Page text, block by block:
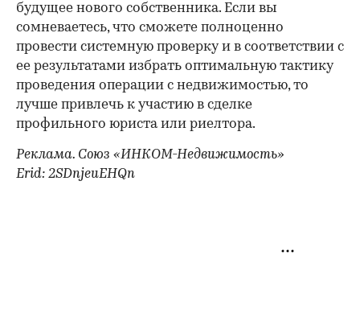
будущее нового собственника. Если вы
сомневаетесь, что сможете полноценно
провести системную проверку и в соответствии с
ее результатами избрать оптимальную тактику
проведения операции с недвижимостью, то
лучше привлечь к участию в сделке
профильного юриста или риелтора.
Реклама. Союз «ИНКОМ-Недвижимость»
Erid: 2SDnjeuEHQn